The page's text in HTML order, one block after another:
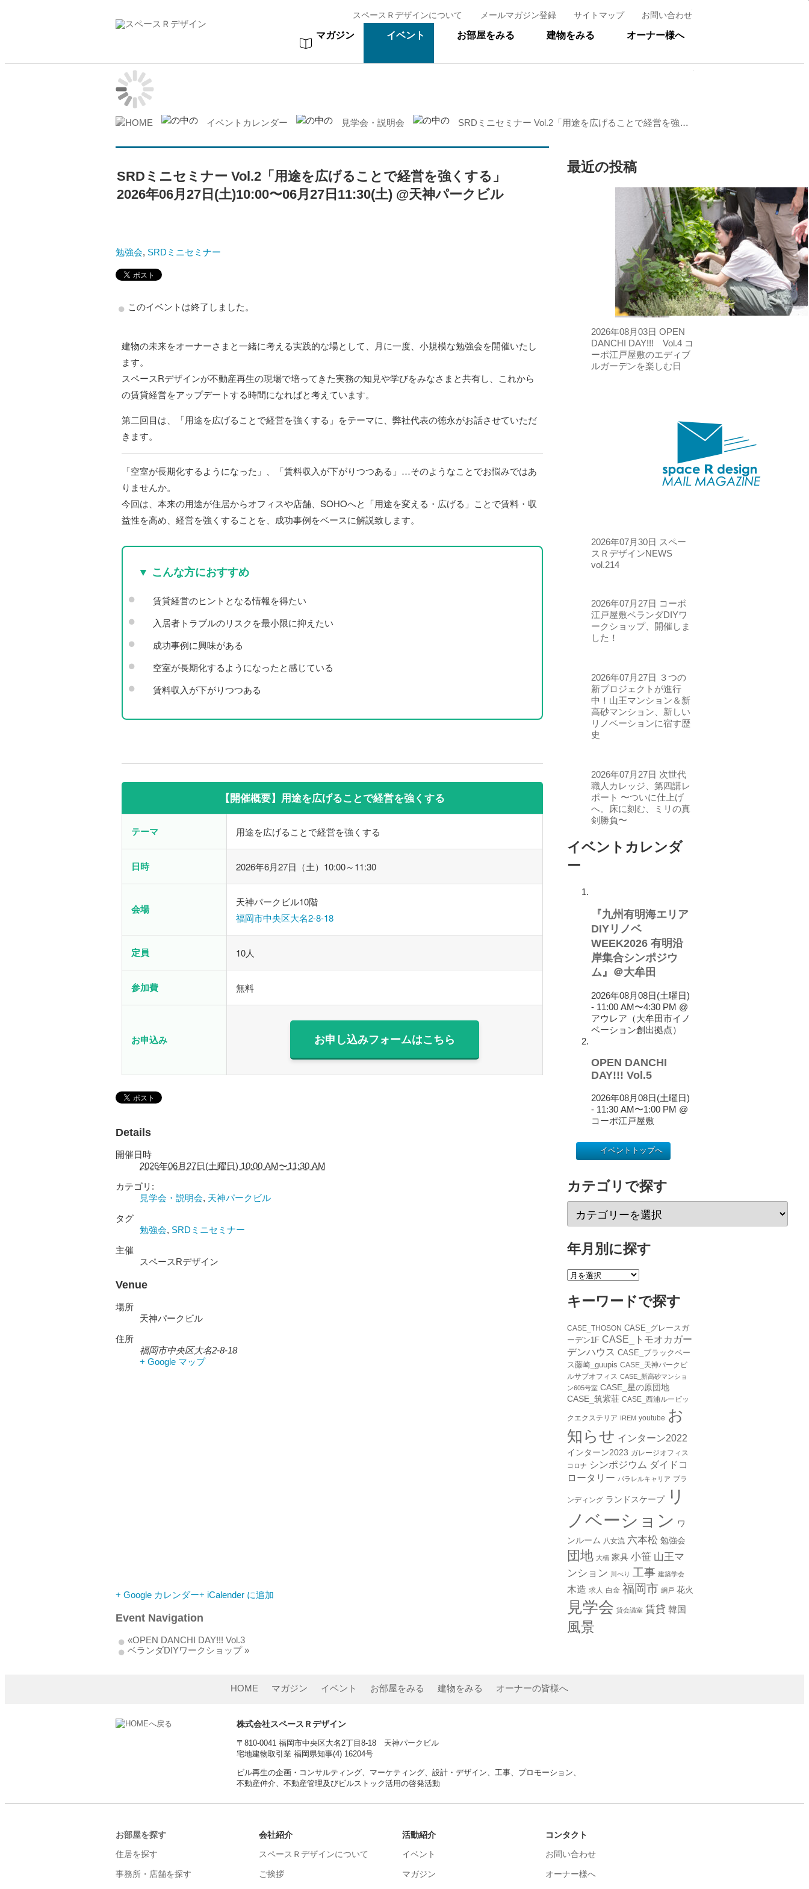
スペースＲデザインについて メールマガジン登録 サイトマップ お問い合わせ
マガジン イベント お部屋をみる 建物をみる オーナー様へ
イベントカレンダー 見学会・説明会 SRDミニセミナー Vol.2「用途を広げることで経営を強くする」
SRDミニセミナー Vol.2「用途を広げることで経営を強くする」
2026年06月27日(土)10:00〜06月27日11:30(土) @天神パークビル
勉強会, SRDミニセミナー
このイベントは終了しました。
建物の未来をオーナーさまと一緒に考える実践的な場として、月に一度、小規模な勉強会を開催いたし
ます。
スペースRデザインが不動産再生の現場で培ってきた実務の知見や学びをみなさまと共有し、これから
の賃貸経営をアップデートする時間になればと考えています。
第二回目は、「用途を広げることで経営を強くする」をテーマに、弊社代表の徳永がお話させていただ
きます。
「空室が長期化するようになった」、「賃料収入が下がりつつある」…そのようなことでお悩みではあ
りませんか。
今回は、本来の用途が住居からオフィスや店舗、SOHOへと「用途を変える・広げる」ことで賃料・収
益性を高め、経営を強くすることを、成功事例をベースに解説致します。
▼ こんな方におすすめ
賃貸経営のヒントとなる情報を得たい
入居者トラブルのリスクを最小限に抑えたい
成功事例に興味がある
空室が長期化するようになったと感じている
賃料収入が下がりつつある
【開催概要】用途を広げることで経営を強くする
テーマ 用途を広げることで経営を強くする
日時 2026年6月27日（土）10:00～11:30
会場
天神パークビル10階
福岡市中央区大名2-8-18
定員 10人
参加費 無料
お申込み お申し込みフォームはこちら
Details
開催日時
2026年06月27日(土曜日) 10:00 AM〜11:30 AM
カテゴリ:
見学会・説明会, 天神パークビル
タグ
勉強会, SRDミニセミナー
主催
スペースRデザイン
Venue
場所
天神パークビル
住所
福岡市中央区大名2-8-18
+ Google マップ
+ Google カレンダー+ iCalender に追加
Event Navigation
«OPEN DANCHI DAY!!! Vol.3
ベランダDIYワークショップ»
最近の投稿
2026年08月03日 OPEN
DANCHI DAY!!! Vol.4 コ
ーポ江戸屋敷のエディブ
ルガーデンを楽しむ日
2026年07月30日 スペー
スＲデザインNEWS
vol.214
2026年07月27日 コーポ
江戸屋敷ベランダDIYワ
ークショップ、開催しま
した！
2026年07月27日 ３つの
新プロジェクトが進行
中！山王マンション＆新
高砂マンション、新しい
リノベーションに宿す歴
史
2026年07月27日 次世代
職人カレッジ、第四講レ
ポート 〜ついに仕上げ
へ。床に刻む、ミリの真
剣勝負〜
イベントカレンダ
ー
『九州有明海エリア
DIYリノベ
WEEK2026 有明沿
岸集合シンポジウ
ム』＠大牟田
2026年08月08日(土曜日)
- 11:00 AM〜4:30 PM @
アウレア（大牟田市イノ
ベーション創出拠点）
OPEN DANCHI
DAY!!! Vol.5
2026年08月08日(土曜日)
- 11:30 AM〜1:00 PM @
コーポ江戸屋敷
イベントトップへ
カテゴリで探す
年月別に探す
キーワードで探す
CASE_THOSON CASE_グレースガ
ーデン1F CASE_トモオカガー
デンハウス CASE_ブラックベー
ス藤崎_guupis CASE_天神パークビ
ルサブオフィス CASE_新高砂マンショ
ン605号室 CASE_星の原団地
CASE_筑紫荘 CASE_西浦ルービッ
クエクステリア IREM youtube お
知らせ インターン2022
インターン2023 ガレージオフィス
コロナ シンポジウム ダイドコ
ロータリー パラレルキャリア ブラ
ンディング ランドスケープ
リ
ノベーション ワ
ンルーム 八女流 六本松 勉強会
団地 大楠 家具 小笹 山王マ
ンション
川べり 工事 建築学会
木造 求人 白金 福岡市 網戸 花火
見学会 貸会議室 賃貸 韓国
風景
HOME マガジン イベント お部屋をみる 建物をみる オーナーの皆様へ
株式会社スペースＲデザイン
〒810-0041 福岡市中央区大名2丁目8-18 天神パークビル
宅地建物取引業 福岡県知事(4) 16204号
ビル再生の企画・コンサルティング、マーケティング、設計・デザイン、工事、プロモーション、
不動産仲介、不動産管理及びビルストック活用の啓発活動
お部屋を探す
住居を探す
事務所・店舗を探す
会社紹介
スペースＲデザインについて
ご挨拶
活動紹介
イベント
マガジン
コンタクト
お問い合わせ
オーナー様へ